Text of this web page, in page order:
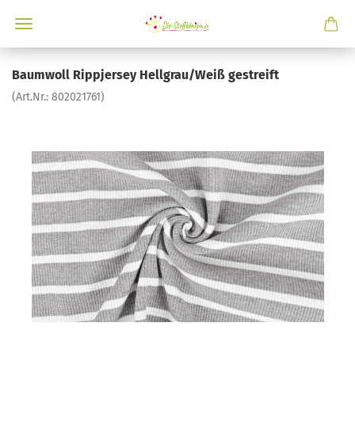
Baumwoll Rippjersey Hellgrau/Weiß gestreift
(Art.Nr.: 802021761)